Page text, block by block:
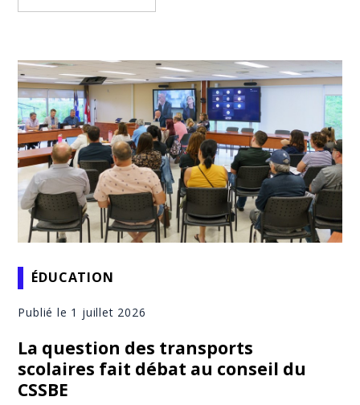
ÉDUCATION
Publié le 1 juillet 2026
La question des transports
scolaires fait débat au conseil du
CSSBE